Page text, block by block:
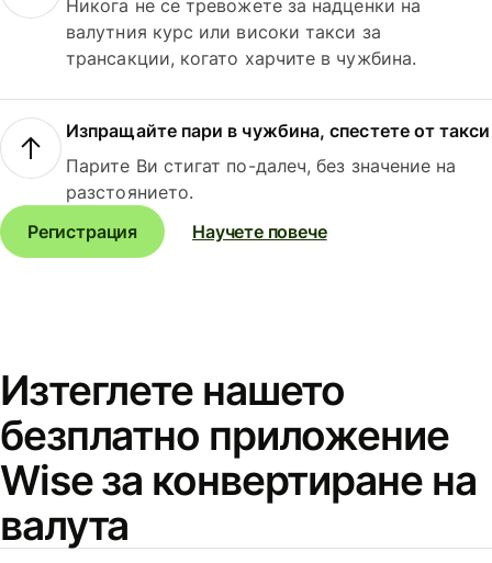
Никога не се тревожете за надценки на
валутния курс или високи такси за
трансакции, когато харчите в чужбина.
Изпращайте пари в чужбина, спестете от такси
Парите Ви стигат по-далеч, без значение на
разстоянието.
Регистрация
Научете повече
Изтеглете нашето
безплатно приложение
Wise за конвертиране на
валута